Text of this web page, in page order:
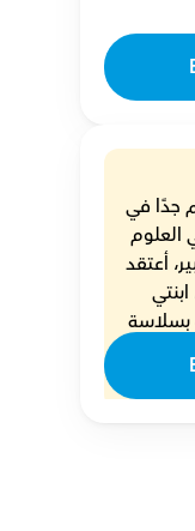
برامج IG وIB، إنه متميز في العلوم
?? وعالي الكفاءة بشكل كبير، أعتقد
أنه قد درس في الخارج، ابنتي
استوعبت كل معلومة منه بسلاسة